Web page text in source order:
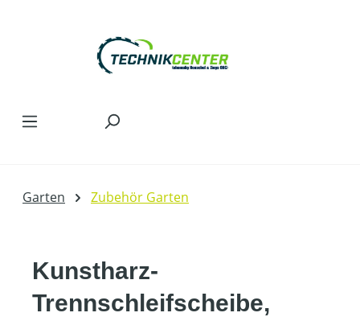
Garten Zubehör Garten
Kunstharz-
Trennschleifscheibe,